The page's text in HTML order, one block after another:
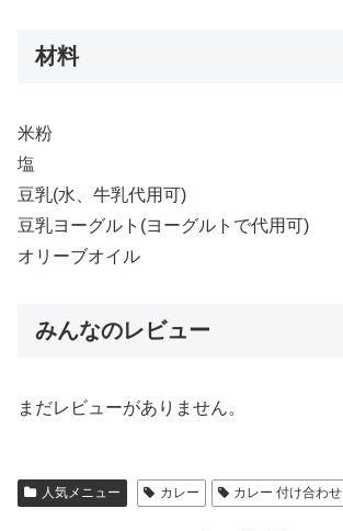
材料
米粉
塩
豆乳(水、牛乳代用可)
豆乳ヨーグルト(ヨーグルトで代用可)
オリーブオイル
みんなのレビュー
まだレビューがありません。
人気メニュー カレー カレー 付け合わせ